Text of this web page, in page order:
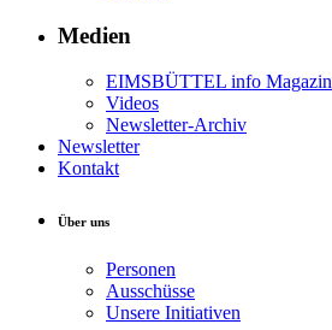
Medien
EIMSBÜTTEL info Magazin
Videos
Newsletter-Archiv
Newsletter
Kontakt
Über uns
Personen
Ausschüsse
Unsere Initiativen